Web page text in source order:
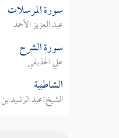
سورة المرسلات
عبد العزيز الأحمد
سورة الشرح
علي الحذيفي
الشاطبية
الشيخ:عبد الرشيد